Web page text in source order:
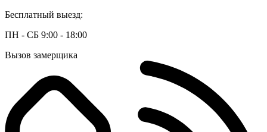
Бесплатный выезд:
ПН - СБ 9:00 - 18:00
Вызов замерщика